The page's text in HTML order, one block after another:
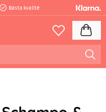
Bästa kvalité
Favoriter